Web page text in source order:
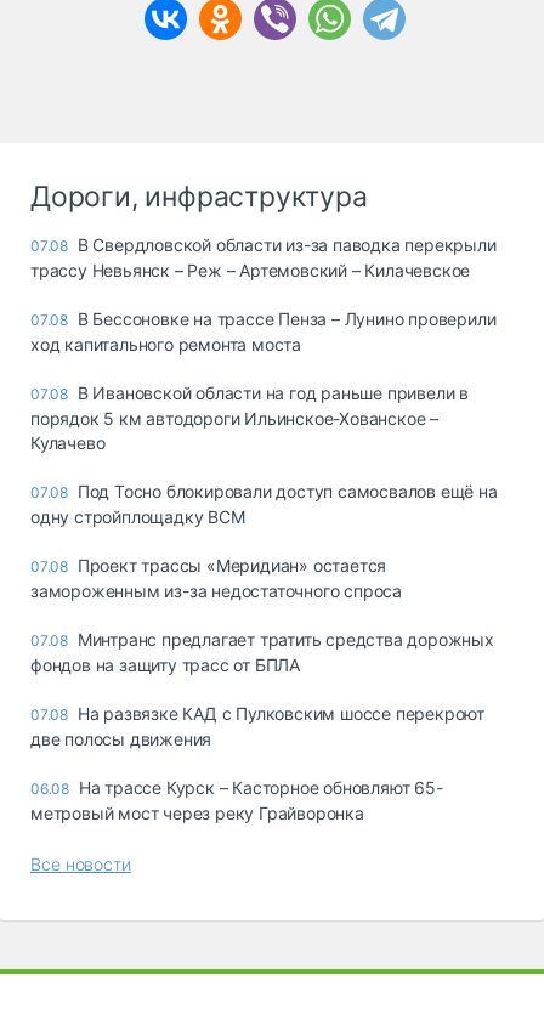
Дороги, инфраструктура
07.08 В Свердловской области из-за паводка перекрыли
трассу Невьянск – Реж – Артемовский – Килачевское
07.08 В Бессоновке на трассе Пенза – Лунино проверили
ход капитального ремонта моста
07.08 В Ивановской области на год раньше привели в
порядок 5 км автодороги Ильинское-Хованское –
Кулачево
07.08 Под Тосно блокировали доступ самосвалов ещё на
одну стройплощадку ВСМ
07.08 Проект трассы «Меридиан» остается
замороженным из-за недостаточного спроса
07.08 Минтранс предлагает тратить средства дорожных
фондов на защиту трасс от БПЛА
07.08 На развязке КАД с Пулковским шоссе перекроют
две полосы движения
06.08 На трассе Курск – Касторное обновляют 65-
метровый мост через реку Грайворонка
Все новости